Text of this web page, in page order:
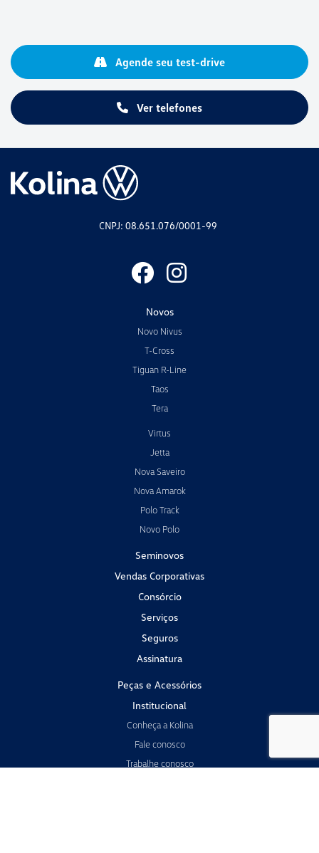
Ver telefones
Agende seu test-drive
CNPJ: 08.651.076/0001-99
Novos
Novo Nivus
T-Cross
Tiguan R-Line
Taos
Tera
Virtus
Jetta
Nova Saveiro
Nova Amarok
Polo Track
Novo Polo
Seminovos
Vendas Corporativas
Consórcio
Serviços
Seguros
Assinatura
Peças e Acessórios
Institucional
Conheça a Kolina
Fale conosco
Trabalhe conosco